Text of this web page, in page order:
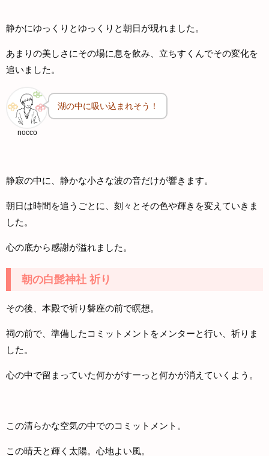
静かにゆっくりとゆっくりと朝日が現れました。
あまりの美しさにその場に息を飲み、立ちすくんでその変化を
追いました。
nocco
湖の中に吸い込まれそう！
静寂の中に、静かな小さな波の音だけが響きます。
朝日は時間を追うごとに、刻々とその色や輝きを変えていきま
した。
心の底から感謝が溢れました。
朝の白髭神社 祈り
その後、本殿で祈り磐座の前で瞑想。
祠の前で、準備したコミットメントをメンターと行い、祈りま
した。
心の中で留まっていた何かがすーっと何かが消えていくよう。
この清らかな空気の中でのコミットメント。
この晴天と輝く太陽。心地よい風。